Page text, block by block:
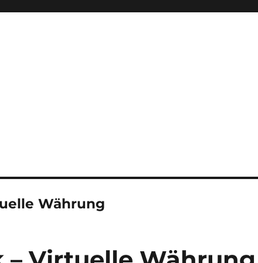
Währung